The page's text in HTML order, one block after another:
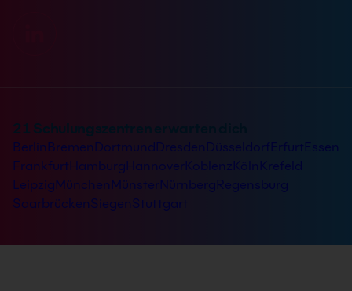
21 Schulungszentren erwarten dich
Berlin Bremen Dortmund ErfurtEssen
FrankfurtHamburgHannover
Krefeld
LeipzigMünchen Münster
SaarbrückenSiegen Stuttgart